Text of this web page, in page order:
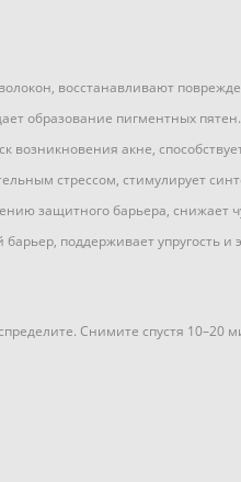
восстанавливают
образование пигментных
возникновения акне,
стрессом, стимулирует
защитного барьера, снижает
поддерживает упругость и
Снимите спустя 10–20